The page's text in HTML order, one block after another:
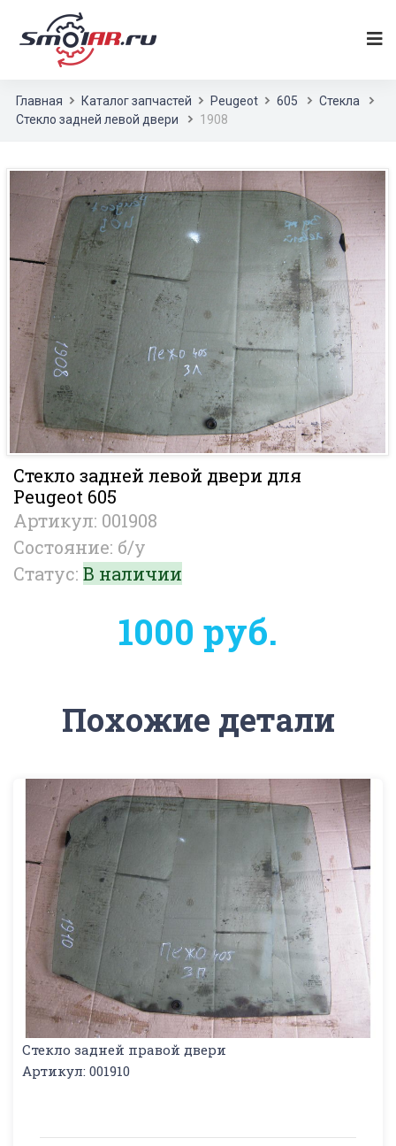
Главная Каталог запчастей Peugeot 605
Стекла
Стекло задней левой двери
1908
Стекло задней левой двери для
Peugeot 605
Артикул: 001908
Состояние: б/у
Статус: В наличии
1000 руб.
Похожие детали
Стекло задней правой двери
Артикул: 001910